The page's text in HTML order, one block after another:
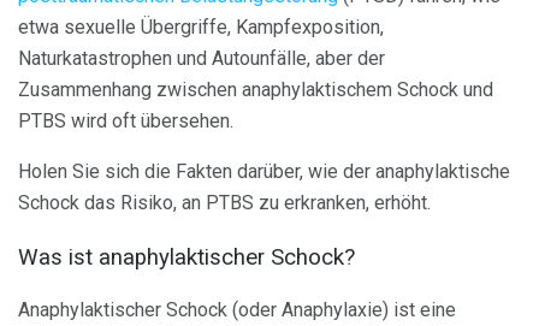
etwa sexuelle Übergriffe, Kampfexposition,
Naturkatastrophen und Autounfälle, aber der
Zusammenhang zwischen anaphylaktischem Schock und
PTBS wird oft übersehen.
Holen Sie sich die Fakten darüber, wie der anaphylaktische
Schock das Risiko, an PTBS zu erkranken, erhöht.
Was ist anaphylaktischer Schock?
Anaphylaktischer Schock (oder Anaphylaxie) ist eine